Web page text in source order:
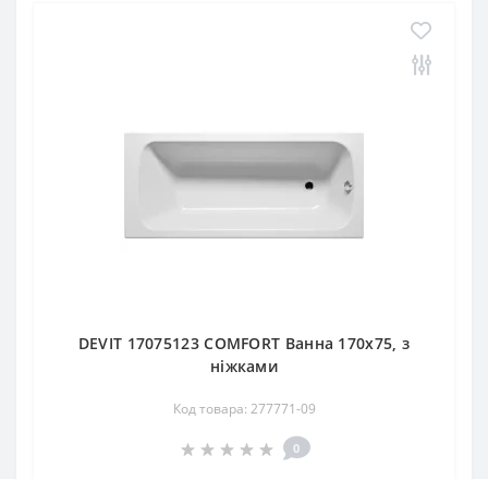
DEVIT 17075123 COMFORT Ванна 170х75, з
ніжками
Код товара: 277771-09
0